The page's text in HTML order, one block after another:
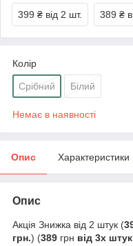
399 ₴ від 2 шт. 389 ₴
Колір
Срібний Білий
Немає в наявності
Опис Характеристики
Опис
Акція Знижка від 2 штук (
грн.) (389 грн від 3х штук